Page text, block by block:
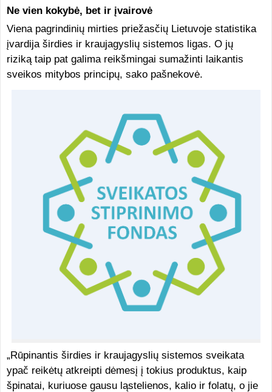
Ne vien kokybė, bet ir įvairovė
Viena pagrindinių mirties priežasčių Lietuvoje statistika
įvardija širdies ir kraujagyslių sistemos ligas. O jų
riziką taip pat galima reikšmingai sumažinti laikantis
sveikos mitybos principų, sako pašnekovė.
„Rūpinantis širdies ir kraujagyslių sistemos sveikata
ypač reikėtų atkreipti dėmesį į tokius produktus, kaip
špinatai, kuriuose gausu ląstelienos, kalio ir folatų, o jie